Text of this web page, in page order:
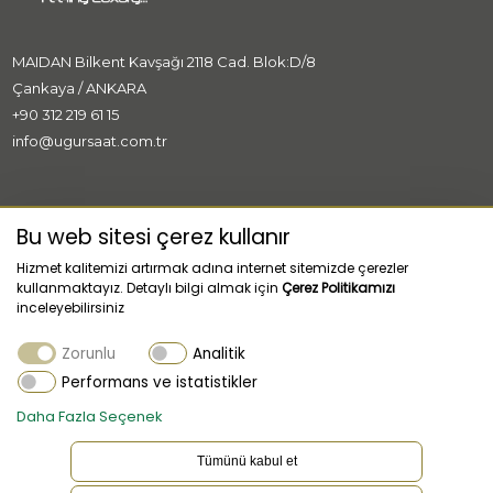
MAIDAN Bilkent Kavşağı 2118 Cad. Blok:D/8
Çankaya / ANKARA
+90 312 219 61 15
info@ugursaat.com.tr
MARKALAR
KURUMSAL
MÜŞTERİ HİZMETLERİ
Bu web sitesi çerez kullanır
Hizmet kalitemizi artırmak adına internet sitemizde çerezler
kullanmaktayız. Detaylı bilgi almak için Çerez Politikamızı
inceleyebilirsiniz
Zorunlu
Analitik
Performans ve istatistikler
Daha Fazla Seçenek
Tümünü kabul et